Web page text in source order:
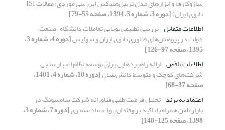
نانوی ایران)‏[دوره 3، شماره 3، 1394، صفحه 55-79]
اطلاعات متقابل بررسی تطبیقی پویایی تعاملات دانشگاه-صنعت-
دولت در پژوهش‌های فناوری نانوی ایران و سوئیس [دوره 4، شماره 3،
1395، صفحه 97-126]
اطلاعات ناقص ارائه راهبردهایی برای توسعه نظام اعتبارسنجی
شرکت‌های کوچک و متوسط دانش‌بنیان [دوره 10، شماره 4، 1401،
صفحه 37-68]
اعتماد به برند تحلیل فرصت طلبی فناورانه شرکت سامسونگ در
بازار تلفن همراه با تاکید بر وفاداری و اعتماد مشتری [دوره 7، شماره 3،
1398، صفحه 125-148]